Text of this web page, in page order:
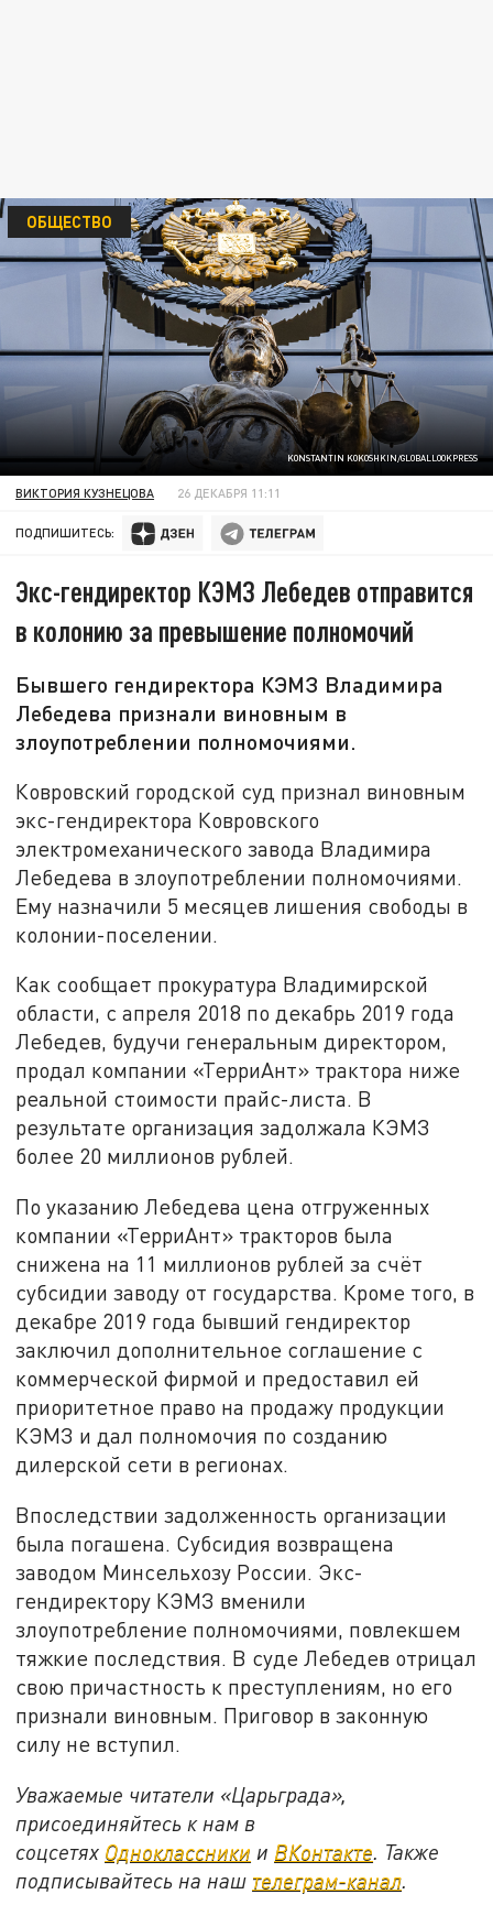
KONSTANTIN KOKOSHKIN/GLOBALLOOKPRESS
ОБЩЕСТВО
ВИКТОРИЯ КУЗНЕЦОВА 26 ДЕКАБРЯ 11:11
ПОДПИШИТЕСЬ:
Экс-гендиректор КЭМЗ Лебедев отправится
в колонию за превышение полномочий
Бывшего гендиректора КЭМЗ Владимира
Лебедева признали виновным в
злоупотреблении полномочиями.
Ковровский городской суд признал виновным
экс-гендиректора Ковровского
электромеханического завода Владимира
Лебедева в злоупотреблении полномочиями.
Ему назначили 5 месяцев лишения свободы в
колонии-поселении.
Как сообщает прокуратура Владимирской
области, с апреля 2018 по декабрь 2019 года
Лебедев, будучи генеральным директором,
продал компании «ТерриАнт» трактора ниже
реальной стоимости прайс-листа. В
результате организация задолжала КЭМЗ
более 20 миллионов рублей.
По указанию Лебедева цена отгруженных
компании «ТерриАнт» тракторов была
снижена на 11 миллионов рублей за счёт
субсидии заводу от государства. Кроме того, в
декабре 2019 года бывший гендиректор
заключил дополнительное соглашение с
коммерческой фирмой и предоставил ей
приоритетное право на продажу продукции
КЭМЗ и дал полномочия по созданию
дилерской сети в регионах.
Впоследствии задолженность организации
была погашена. Субсидия возвращена
заводом Минсельхозу России. Экс-
гендиректору КЭМЗ вменили
злоупотребление полномочиями, повлекшем
тяжкие последствия. В суде Лебедев отрицал
свою причастность к преступлениям, но его
признали виновным. Приговор в законную
силу не вступил.
Уважаемые читатели «Царьграда»,
присоединяйтесь к нам в
соцсетях Одноклассники и ВКонтакте . Также
подписывайтесь на наш телеграм-канал